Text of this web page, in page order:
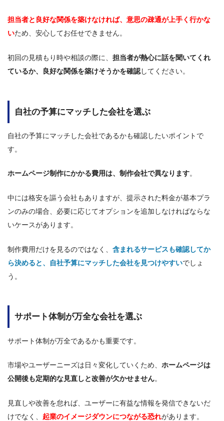
担当者と良好な関係を築けなければ、意思の疎通が上手く行かな
いため、安心してお任せできません。
初回の見積もり時や相談の際に、 担当者が熱心に話を聞いてくれ
ているか、良好な関係を築けそうかを確認してください。
自社の予算にマッチした会社を選ぶ
自社の予算にマッチした会社であるかも確認したいポイントで
す。
ホームページ制作にかかる費用は、制作会社で異なります。
中には格安を謳う会社もありますが、提示された料金が基本プラ
ンのみの場合、必要に応じてオプションを追加しなければならな
いケースがあります。
制作費用だけを見るのではなく、 含まれるサービスも確認してか
ら決めると、自社予算にマッチした会社を見つけやすいでしょ
う。
サポート体制が万全な会社を選ぶ
サポート体制が万全であるかも重要です。
市場やユーザーニーズは日々変化していくため、 ホームページは
公開後も定期的な見直しと改善が欠かせません。
見直しや改善を怠れば、ユーザーに有益な情報を発信できないだ
けでなく、 起業のイメージダウンにつながる恐れがあります。